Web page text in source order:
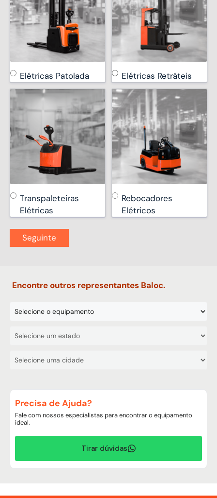
Encontre outros representantes Baloc.
Precisa de Ajuda?
Fale com nossos especialistas para encontrar o equipamento
ideal.
Tirar dúvidas
Elétricas Patolada Elétricas Retráteis
Transpaleteiras
Elétricas
Rebocadores
Elétricos